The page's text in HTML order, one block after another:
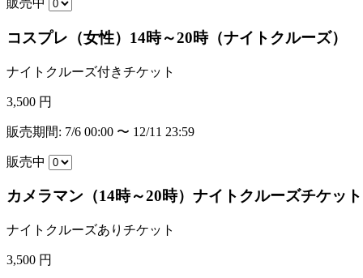
販売中
コスプレ（女性）14時～20時（ナイトクルーズ）
ナイトクルーズ付きチケット
3,500 円
販売期間: 7/6 00:00 〜 12/11 23:59
販売中
カメラマン（14時～20時）ナイトクルーズチケット
ナイトクルーズありチケット
3,500 円